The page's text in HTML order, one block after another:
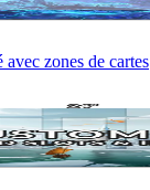
zones de cartes